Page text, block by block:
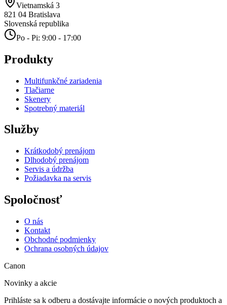
Vietnamská 3
821 04 Bratislava
Slovenská republika
Po - Pi: 9:00 - 17:00
Produkty
Multifunkčné zariadenia
Tlačiarne
Skenery
Spotrebný materiál
Služby
Krátkodobý prenájom
Dlhodobý prenájom
Servis a údržba
Požiadavka na servis
Spoločnosť
O nás
Kontakt
Obchodné podmienky
Ochrana osobných údajov
Canon
Novinky a akcie
Prihláste sa k odberu a dostávajte informácie o nových produktoch a